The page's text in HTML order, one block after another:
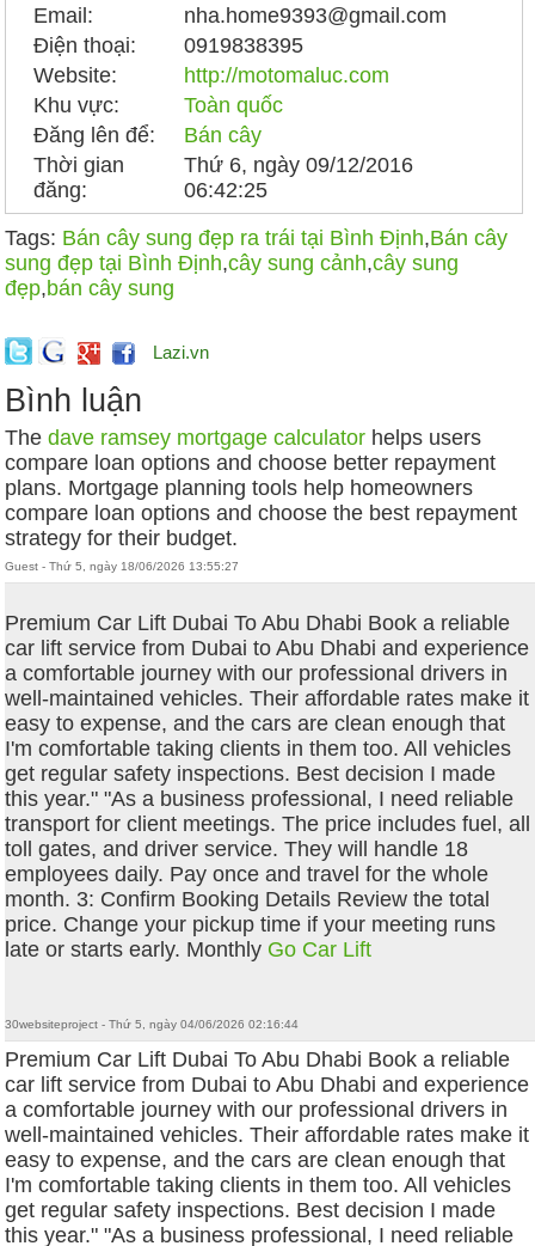
Email:
nha.home9393@gmail.com
Điện thoại:
0919838395
Website:
http://motomaluc.com
Khu vực:
Toàn quốc
Đăng lên để:
Bán cây
Thời gian
đăng:
Thứ 6, ngày 09/12/2016
06:42:25
Tags: Bán cây sung đẹp ra trái tại Bình Định,Bán cây
sung đẹp tại Bình Định,cây sung cảnh,cây sung
đẹp,bán cây sung
Lazi.vn
Bình luận
Thedave ramsey mortgage calculator helps users
compare loan options and choose better repayment
plans. Mortgage planning tools help homeowners
compare loan options and choose the best repayment
strategy for their budget.
Guest - Thứ 5, ngày 18/06/2026 13:55:27
Premium Car Lift Dubai To Abu Dhabi Book a reliable
car lift service from Dubai to Abu Dhabi and experience
a comfortable journey with our professional drivers in
well-maintained vehicles. Their affordable rates make it
easy to expense, and the cars are clean enough that
I'm comfortable taking clients in them too. All vehicles
get regular safety inspections. Best decision I made
this year." "As a business professional, I need reliable
transport for client meetings. The price includes fuel, all
toll gates, and driver service. They will handle 18
employees daily. Pay once and travel for the whole
month. 3: Confirm Booking Details Review the total
price. Change your pickup time if your meeting runs
late or starts early. Monthly Go Car Lift
30websiteproject - Thứ 5, ngày 04/06/2026 02:16:44
Premium Car Lift Dubai To Abu Dhabi Book a reliable
car lift service from Dubai to Abu Dhabi and experience
a comfortable journey with our professional drivers in
well-maintained vehicles. Their affordable rates make it
easy to expense, and the cars are clean enough that
I'm comfortable taking clients in them too. All vehicles
get regular safety inspections. Best decision I made
this year." "As a business professional, I need reliable